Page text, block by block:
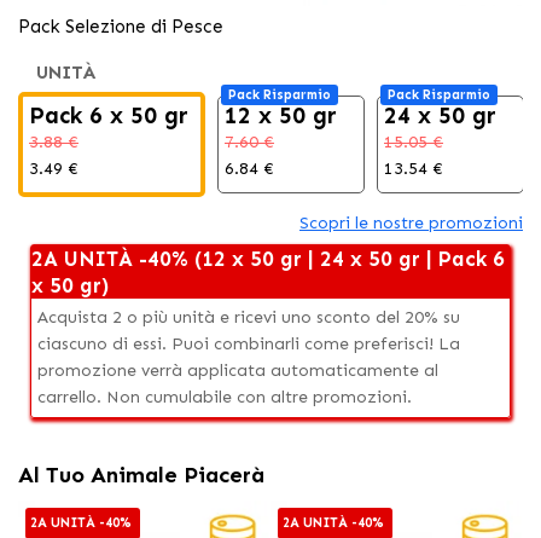
Pack Selezione di Pesce
UNITÀ
Pack 6 x 50 gr
3.88 €
3.49 €
Pack Risparmio
12 x 50 gr
7.60 €
6.84 €
Pack Risparmio
24 x 50 gr
15.05 €
13.54 €
Scopri le nostre promozioni
2A UNITÀ -40% (12 x 50 gr | 24 x 50 gr | Pack 6
x 50 gr)
Acquista 2 o più unità e ricevi uno sconto del 20% su
ciascuno di essi. Puoi combinarli come preferisci! La
promozione verrà applicata automaticamente al
carrello. Non cumulabile con altre promozioni.
Al Tuo Animale Piacerà
2A UNITÀ -40% 2A UNITÀ -40%